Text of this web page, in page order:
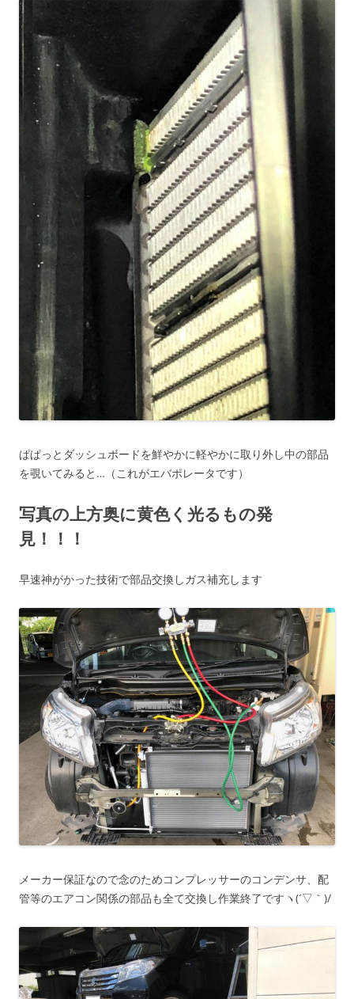
ぱぱっとダッシュボードを鮮やかに軽やかに取り外し中の部品
を覗いてみると…（これがエバポレータです）
写真の上方奥に黄色く光るもの発
見！！！
早速神がかった技術で部品交換しガス補充します
メーカー保証なので念のためコンプレッサーのコンデンサ、配
管等のエアコン関係の部品も全て交換し作業終了ですヽ(´▽｀)/